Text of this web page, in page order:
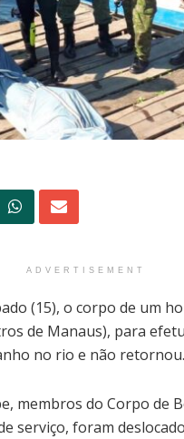
ADVERTISEMENT
(15), o corpo de um
de Manaus), para
no rio e não retornou.
membros do Corpo de
serviço, foram